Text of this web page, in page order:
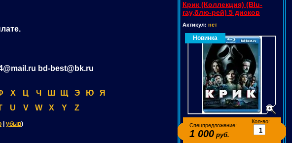
bd-best@bk.ru
Х Ц Ч Ш Щ Э Ю
Я
U V W X Y Z
убыв)
Крик (Коллекция) (Blu-
ray,блю-рей) 5 дисков
Актикул: нет
Новинка
Спецпредложение:
1 000 руб.
Кол-во: